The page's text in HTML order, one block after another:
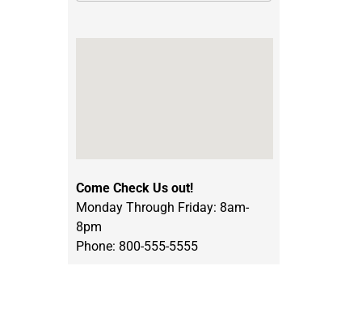
Come Check Us out!
Monday Through Friday: 8am-
8pm
Phone: 800-555-5555